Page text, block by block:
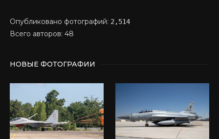
Опубликовано фотографий: 2,514
Всего авторов: 48
НОВЫЕ ФОТОГРАФИИ